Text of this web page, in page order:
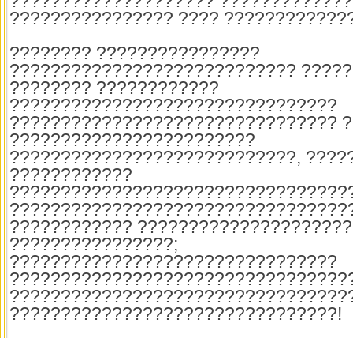
???????????????? ????
???????? ????????????????
????????????????????????????
???????? ????????????
????????????????????????????????
????????????????????????????????
????????????????????????
????????????????????????????,
????????????
????????????
????????????????;
????????????????????????????????
????????????????????????????????!